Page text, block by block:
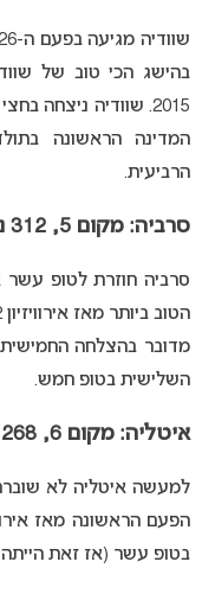
בהישג הכי טוב של
2015. שוודיה
המדינה הראשונה
הרביעית.
סרביה: מקום 5, 312 נקודות
סרביה חוזרת לטופ עשר
מדובר בהצלחה
השלישית בטופ חמש.
איטליה: מקום 6, 268 נקודות
למעשה איטליה לא
בטופ עשר (אז זאת